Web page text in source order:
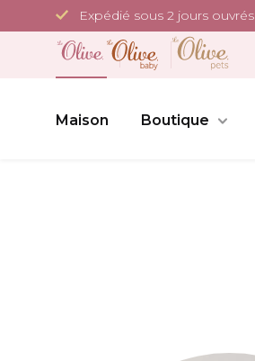
au
contenu
Expédié sous 2 jours ouvrés
Maison Boutique